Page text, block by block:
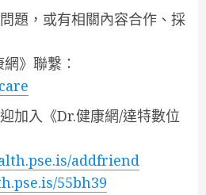
題，或有相關內容合作、採
》聯繫：
加入《Dr.健康網/達特數位
addfriend
55bh39